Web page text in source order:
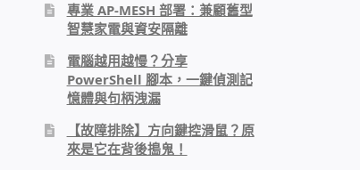
專業 AP-MESH 部署：兼顧舊型
智慧家電與資安隔離
電腦越用越慢？分享
PowerShell 腳本，一鍵偵測記
憶體與句柄洩漏
【故障排除】方向鍵控滑鼠？原
來是它在背後搗鬼！